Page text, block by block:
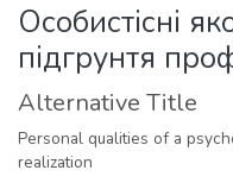
Statistics
Особистісні
підгрунтя
Alternative Title
Personal qualities of a
realization